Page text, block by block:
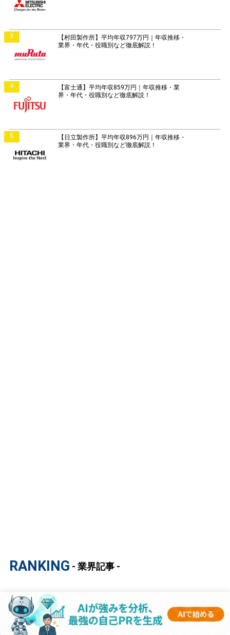
3
【村田製作所】平均年収797万円｜年収推移・
業界・年代・役職別など徹底解説！
4
【富士通】平均年収859万円｜年収推移・業
界・年代・役職別など徹底解説！
5
【日立製作所】平均年収896万円｜年収推移・
業界・年代・役職別など徹底解説！
RANKING - 業界記事 -
1
書き方から面接対策まで徹底解説！